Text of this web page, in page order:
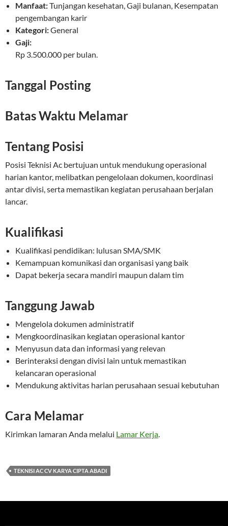
Manfaat:Tunjangan kesehatan, Gaji bulanan, Kesempatan
pengembangan karir
Kategori:General
Gaji:
Rp 3.500.000 per bulan.
Tanggal Posting
Batas Waktu Melamar
Tentang Posisi
Posisi Teknisi Ac bertujuan untuk mendukung operasional
harian kantor, melibatkan pengelolaan dokumen, koordinasi
antar divisi, serta memastikan kegiatan perusahaan berjalan
lancar.
Kualifikasi
Kualifikasi pendidikan: lulusan SMA/SMK
Kemampuan komunikasi dan organisasi yang baik
Dapat bekerja secara mandiri maupun dalam tim
Tanggung Jawab
Mengelola dokumen administratif
Mengkoordinasikan kegiatan operasional kantor
Menyusun data dan informasi yang relevan
Berinteraksi dengan divisi lain untuk memastikan
kelancaran operasional
Mendukung aktivitas harian perusahaan sesuai kebutuhan
Cara Melamar
Kirimkan lamaran Anda melalui Lamar Kerja.
TEKNISI AC CV KARYA CIPTA ABADI